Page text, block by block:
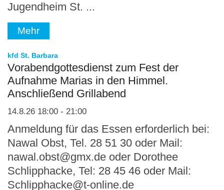
Jugendheim St. ...
Mehr
kfd St. Barbara
Vorabendgottesdienst zum Fest der
Aufnahme Marias in den Himmel.
Anschließend Grillabend
14.8.26 18:00 - 21:00
Anmeldung für das Essen erforderlich bei:
Nawal Obst, Tel. 28 51 30 oder Mail:
nawal.obst@gmx.de oder Dorothee
Schlipphacke, Tel: 28 45 46 oder Mail:
Schlipphacke@t-online.de